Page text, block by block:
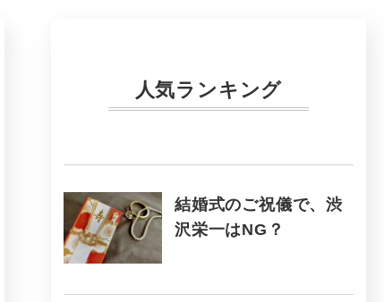
人気ランキング
結婚式のご祝儀で、渋
沢栄一はNG？